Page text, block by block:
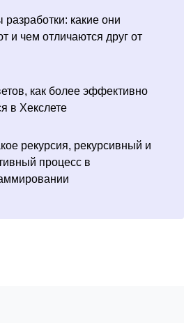
какие они
и чем отличаются друг от
как более эффективно
в Хекслете
рекурсия, рекурсивный и
процесс в